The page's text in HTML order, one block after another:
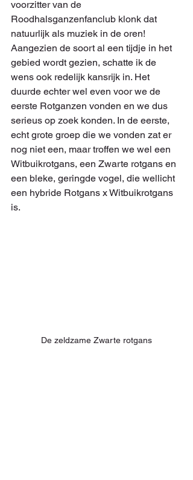
voorzitter van de
Roodhalsganzenfanclub klonk dat
natuurlijk als muziek in de oren!
Aangezien de soort al een tijdje in het
gebied wordt gezien, schatte ik de
wens ook redelijk kansrijk in. Het
duurde echter wel even voor we de
eerste Rotganzen vonden en we dus
serieus op zoek konden. In de eerste,
echt grote groep die we vonden zat er
nog niet een, maar troffen we wel een
Witbuikrotgans, een Zwarte rotgans en
een bleke, geringde vogel, die wellicht
een hybride Rotgans x Witbuikrotgans
is.
De zeldzame Zwarte rotgans